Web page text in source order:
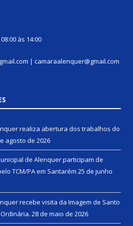
às 14:00
| camaraalenquer@gmail.com
realiza abertura dos trabalhos do
agosto de 2026
de Alenquer participam de
TCM/PA em Santarém 25 de junho
recebe visita da Imagem de Santo
28 de maio de 2026